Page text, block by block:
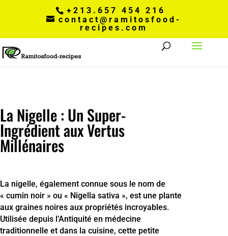
+213.657 454 216
contact@ramitosfood-
recipes.com
La Nigelle : Un Super-
Ingrédient aux Vertus
Millénaires
La nigelle, également connue sous le nom de
« cumin noir » ou « Nigella sativa », est une plante
aux graines noires aux propriétés incroyables.
Utilisée depuis l’Antiquité en médecine
traditionnelle et dans la cuisine, cette petite